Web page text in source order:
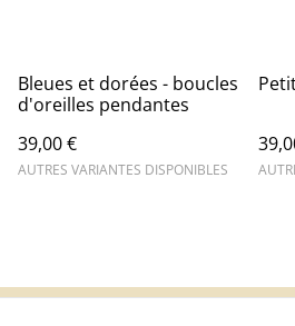
Bleues et dorées - boucles
d'oreilles pendantes
39,00 €
AUTRES VARIANTES DISPONIBLES